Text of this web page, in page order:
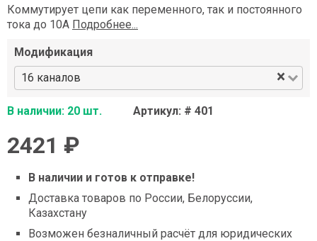
Коммутирует цепи как переменного, так и постоянного
тока до 10А Подробнее...
Модификация
16 каналов
×
В наличии: 20 шт. Артикул: # 401
2421 ₽
В наличии и готов к отправке!
Доставка товаров по России, Белоруссии,
Казахстану
Возможен безналичный расчёт для юридических